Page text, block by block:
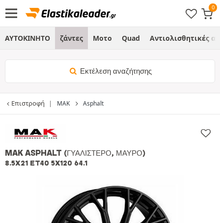
ΑΥΤΟΚΙΝΗΤΟ ζάντες Μοτο Quad Αντιολισθητικές
Εκτέλεση αναζήτησης
Επιστροφή MAK Asphalt
MAK ASPHALT (ΓΥΑΛΙΣΤΕΡΌ, ΜΑΎΡΟ)
8.5X21 ET40 5X120 64.1